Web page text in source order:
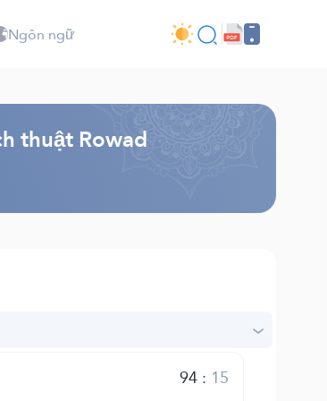
Ngôn ngữ
thuật Rowad
94: 15